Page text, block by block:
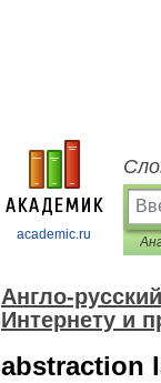
academic.ru
Англо-
Интернету и
abstraction